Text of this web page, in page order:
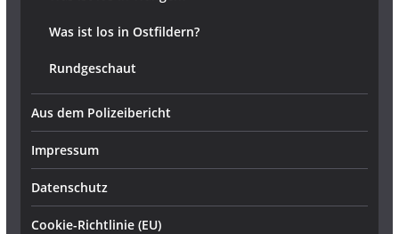
Was ist los in Ostfildern?
Rundgeschaut
Aus dem Polizeibericht
Impressum
Datenschutz
Cookie-Richtlinie (EU)